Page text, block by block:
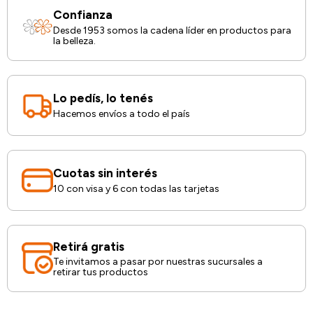
Confianza
Desde 1953 somos la cadena líder en productos para
la belleza.
Lo pedís, lo tenés
Hacemos envíos a todo el país
Cuotas sin interés
10 con visa y 6 con todas las tarjetas
Retirá gratis
Te invitamos a pasar por nuestras sucursales a
retirar tus productos